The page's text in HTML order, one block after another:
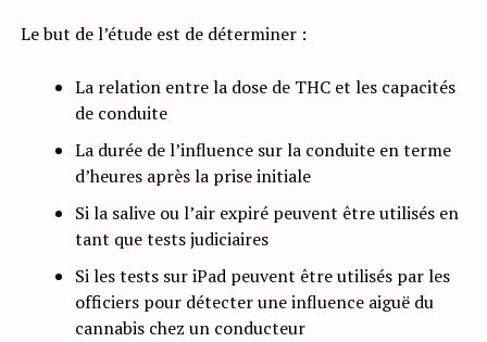
Le but de l’étude est de déterminer :
La relation entre la dose de THC et les capacités
de conduite
La durée de l’influence sur la conduite en terme
d’heures après la prise initiale
Si la salive ou l’air expiré peuvent être utilisés en
tant que tests judiciaires
Si les tests sur iPad peuvent être utilisés par les
officiers pour détecter une influence aiguë du
cannabis chez un conducteur